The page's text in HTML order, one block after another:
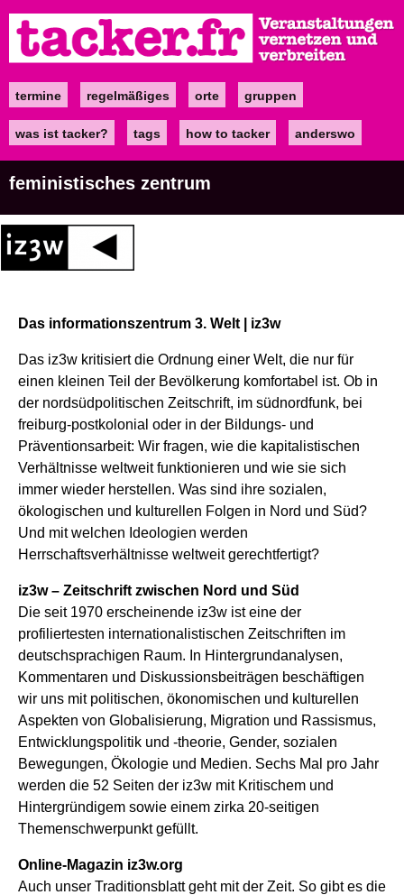
zum
Inhalt
Maintermine regelmäßiges orte gruppen
was ist tacker? tags how to tacker anderswo
feministisches zentrum
Das informationszentrum 3. Welt | iz3w
Das iz3w kritisiert die Ordnung einer Welt, die nur für
einen kleinen Teil der Bevölkerung komfortabel ist. Ob in
der nordsüdpolitischen Zeitschrift, im südnordfunk, bei
freiburg-postkolonial oder in der Bildungs- und
Präventionsarbeit: Wir fragen, wie die kapitalistischen
Verhältnisse weltweit funktionieren und wie sie sich
immer wieder herstellen. Was sind ihre sozialen,
ökologischen und kulturellen Folgen in Nord und Süd?
Und mit welchen Ideologien werden
Herrschaftsverhältnisse weltweit gerechtfertigt?
iz3w – Zeitschrift zwischen Nord und Süd
Die seit 1970 erscheinende iz3w ist eine der
profiliertesten internationalistischen Zeitschriften im
deutschsprachigen Raum. In Hintergrundanalysen,
Kommentaren und Diskussionsbeiträgen beschäftigen
wir uns mit politischen, ökonomischen und kulturellen
Aspekten von Globalisierung, Migration und Rassismus,
Entwicklungspolitik und -theorie, Gender, sozialen
Bewegungen, Ökologie und Medien. Sechs Mal pro Jahr
werden die 52 Seiten der iz3w mit Kritischem und
Hintergründigem sowie einem zirka 20-seitigen
Themenschwerpunkt gefüllt.
Online-Magazin iz3w.org
Auch unser Traditionsblatt geht mit der Zeit. So gibt es die